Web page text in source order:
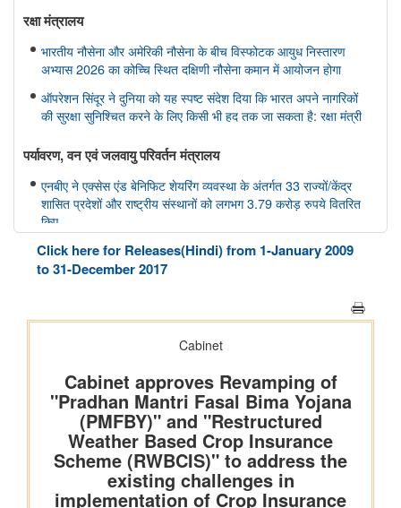
रक्षा मंत्रालय
भारतीय नौसेना और अमेरिकी नौसेना के बीच विस्फोटक आयुध निस्तारण
अभ्यास 2026 का कोच्चि स्थित दक्षिणी नौसेना कमान में आयोजन होगा
ऑपरेशन सिंदूर ने दुनिया को यह स्पष्ट संदेश दिया कि भारत अपने नागरिकों
की सुरक्षा सुनिश्चित करने के लिए किसी भी हद तक जा सकता है: रक्षा मंत्री
पर्यावरण, वन एवं जलवायु परिवर्तन मंत्रालय
एनबीए ने एक्सेस एंड बेनिफिट शेयरिंग व्यवस्था के अंतर्गत 33 राज्यों/केंद्र
शासित प्रदेशों और राष्ट्रीय संस्थानों को लगभग 3.79 करोड़ रुपये वितरित
किए
वित्‍त मंत्रालय
केन्द्रीय गृह एवं सहकारिता मंत्री श्री अमित शाह ने आज पुदुचेरी पुलिस को
राष्ट्रपति कलर्स प्रदान किया
आवासन और शहरी कार्य मंत्रालय
प्रधानमंत्री आवास योजना - शहरी क्षेत्र में उपलब्धि: 1.25 करोड़ घरों की
स्वीकृति, 1 करोड़ घरों का निर्माण पूरा हुआ
Click here for Releases(Hindi) from 1-January 2009
to 31-December 2017